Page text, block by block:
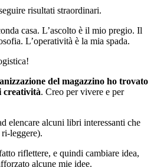
risultati straordinari.
casa. L’ascolto è il mio pregio. Il
L’operatività è la mia spada.
del magazzino ho trovato
creatività. Creo per vivere e per
elencare alcuni libri interessanti che
leggere).
riflettere, e quindi cambiare idea,
alcune mie idee.